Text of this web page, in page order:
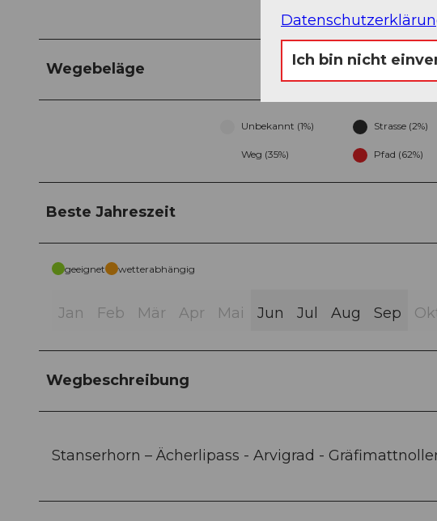
Wegebeläge
Unbekannt (1%) Strasse (2%)
Weg (35%) Pfad (62%)
Beste Jahreszeit
geeignet wetterabhängig
Jan Feb Mär Apr Mai Jun Jul Aug Sep
Wegbeschreibung
Stanserhorn – Ächerlipass - Arvigrad -
Ich bin nicht